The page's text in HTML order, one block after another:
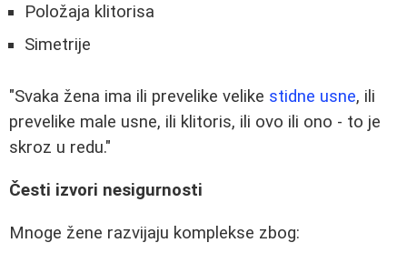
Položaja klitorisa
Simetrije
"Svaka žena ima ili prevelike velike stidne usne, ili
prevelike male usne, ili klitoris, ili ovo ili ono - to je
skroz u redu."
Česti izvori nesigurnosti
Mnoge žene razvijaju komplekse zbog: